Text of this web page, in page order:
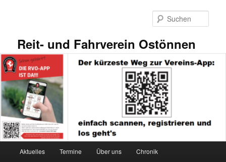
Reit- und Fahrverein Ostönnen
Aktuelles Termine Über uns Chronik